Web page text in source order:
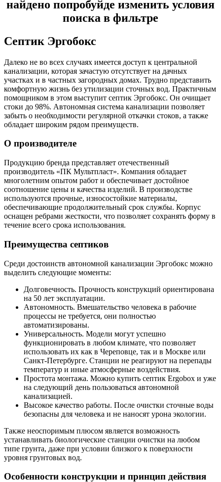
найдено попробуйде изменить условия
поиска в фильтре
Септик Эргобокс
Далеко не во всех случаях имеется доступ к центральной
канализации, которая зачастую отсутствует на дачных
участках и в частных загородных домах. Трудно представить
комфортную жизнь без утилизации сточных вод. Практичным
помощником в этом выступит септик Эргобокс. Он очищает
стоки до 98%. Автономная система канализации позволяет
забыть о необходимости регулярной откачки стоков, а также
обладает широким рядом преимуществ.
О производителе
Продукцию бренда представляет отечественный
производитель «ПК Мультпласт». Компания обладает
многолетним опытом работ и обеспечивает достойное
соотношение цены и качества изделий. В производстве
используются прочные, износостойкие материалы,
обеспечивающие продолжительный срок службы. Корпус
оснащен ребрами жесткости, что позволяет сохранять форму в
течение всего срока использования.
Преимущества септиков
Среди достоинств автономной канализации Эргобокс можно
выделить следующие моменты:
Долговечность. Прочность конструкций ориентирована
на 50 лет эксплуатации.
Автономность. Вмешательство человека в рабочие
процессы не требуется, они полностью
автоматизированы.
Универсальность. Модели могут успешно
функционировать в любом климате, что позволяет
использовать их как в Череповце, так и в Москве или
Санкт-Петербурге. Станции не реагируют на перепады
температур и иные атмосферные воздействия.
Простота монтажа. Можно купить септик Ergobox и уже
на следующий день пользоваться автономной
канализацией.
Высокое качество работы. После очистки сточные воды
безопасны для человека и не наносят урона экологии.
Также неоспоримым плюсом является возможность
устанавливать биологические станции очистки на любом
типе грунта, даже при условии близкого к поверхности
уровня грунтовых вод.
Особенности конструкции и принцип действия